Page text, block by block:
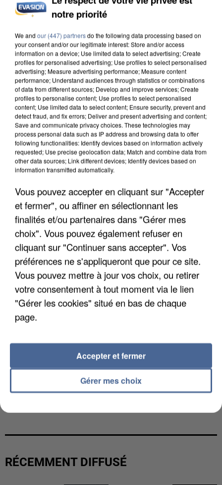
INCENDIES : L’ÎLE-DE-FRANCE LANCE UN ÉLAN
APRÈS TOUTES CES CANICULES, LES REFUGES
DE FAUNE SAUVAGE SONT...
MAFIA INTERPELLÉ EN ALGÉRIE
RÉCEMMENT DIFFUSÉ
notre priorité
We and our (447) partnersdo the following data processing based on
your consent and/or our legitimate interest: Store and/or access
information on a device; Use limited data to select advertising; Create
profiles for personalised advertising; Use profiles to select personalised
advertising; Measure advertising performance; Measure content
performance; Understand audiences through statistics or combinations
of data from different sources; Develop and improve services; Create
profiles to personalise content; Use profiles to select personalised
content; Use limited data to select content; Ensure security, prevent and
detect fraud, and fix errors; Deliver and present advertising and content;
Save and communicate privacy choices. These technologies may
process personal data such as IP address and browsing data to offer
following functionalities: Identify devices based on information actively
requested; Use precise geolocation data; Match and combine data from
other data sources; Link different devices; Identify devices based on
information transmitted automatically.
Vous pouvez accepter en cliquant sur "Accepter
et fermer", ou affiner en sélectionnant les
finalités et/ou partenaires dans "Gérer mes
choix". Vous pouvez également refuser en
cliquant sur "Continuer sans accepter". Vos
préférences ne s'appliqueront que pour ce site.
Vous pouvez mettre à jour vos choix, ou retirer
votre consentement à tout moment via le lien
"Gérer les cookies" situé en bas de chaque
page.
Gérer mes choix
Accepter et fermer